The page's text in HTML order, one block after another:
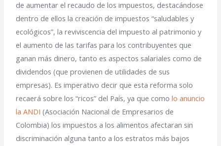
de aumentar el recaudo de los impuestos, destacándose
dentro de ellos la creación de impuestos “saludables y
ecológicos”, la reviviscencia del impuesto al patrimonio y
el aumento de las tarifas para los contribuyentes que
ganan más dinero, tanto es aspectos salariales como de
dividendos (que provienen de utilidades de sus
empresas). Es imperativo decir que esta reforma solo
recaerá sobre los “ricos” del País, ya que comolo anuncio
la ANDI (Asociación Nacional de Empresarios de
Colombia) los impuestos a los alimentos afectaran sin
discriminación alguna tanto a los estratos más bajos